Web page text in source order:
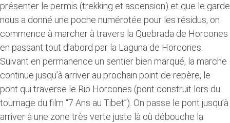
présenter le permis (trekking et ascension) et que le garde
nous a donné une poche numérotée pour les résidus, on
commence à marcher à travers la Quebrada de Horcones
en passant tout d’abord par la Laguna de Horcones.
Suivant en permanence un sentier bien marqué, la marche
continue jusqu’à arriver au prochain point de repère, le
pont qui traverse le Rio Horcones (pont construit lors du
tournage du film “7 Ans au Tibet”). On passe le pont jusqu’à
arriver à une zone très verte juste là où débouche la